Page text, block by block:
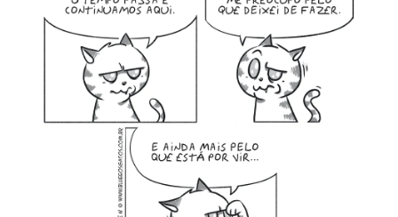
MINHA CONTA
CARRINHO